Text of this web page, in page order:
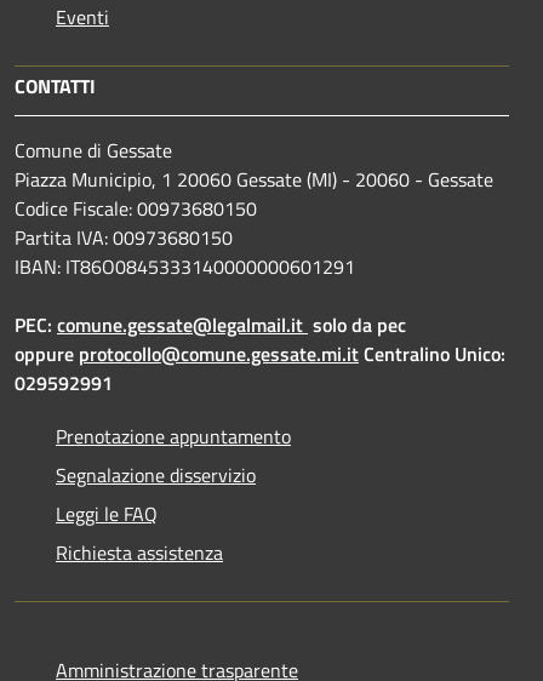
Eventi
CONTATTI
Comune di Gessate
Piazza Municipio, 1 20060 Gessate (MI) - 20060 - Gessate
Codice Fiscale: 00973680150
Partita IVA: 00973680150
IBAN: IT86O0845333140000000601291
PEC: comune.gessate@legalmail.it solo da pec
oppure protocollo@comune.gessate.mi.itCentralino Unico:
029592991
Prenotazione appuntamento
Segnalazione disservizio
Leggi le FAQ
Richiesta assistenza
Amministrazione trasparente